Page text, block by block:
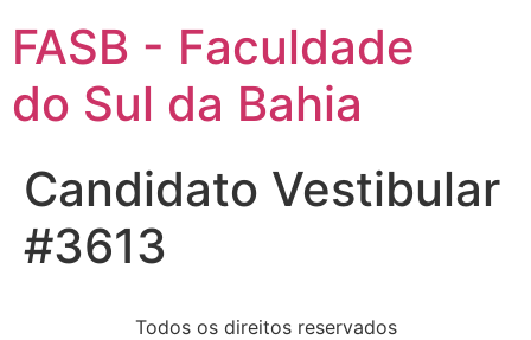
FASB - Faculdade
do Sul da Bahia
Candidato Vestibular
#3613
Todos os direitos reservados